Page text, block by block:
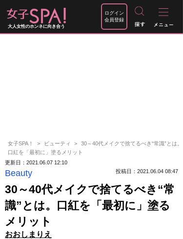
大人女性のホンネに向き合う
ログイン
会員登録
女子SPA！ ビューティ
30～40代メイクで捨てるべき“常識”とは。
口紅を「最初に」塗るメリット
更新日：2021.06.07 12:10
Beauty 投稿日：2021.06.04 08:47
30～40代メイクで捨てるべき“常
識”とは。口紅を「最初に」塗る
メリット
おおしまりえ